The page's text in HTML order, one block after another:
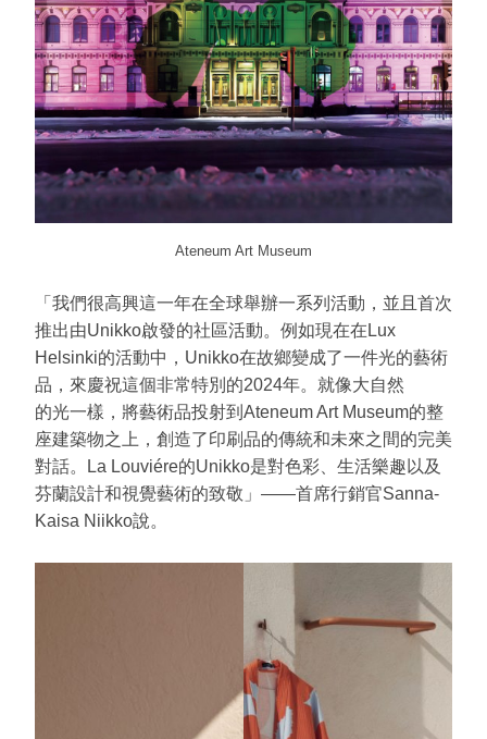
Ateneum Art Museum
「我們很高興這一年在全球舉辦一系列活動，並且首次
推出由Unikko啟發的社區活動。例如現在在Lux
Helsinki的活動中，Unikko在故鄉變成了一件光的藝術
品，來慶祝這個非常特別的2024年。就像大自然
的光一樣，將藝術品投射到Ateneum Art Museum的整
座建築物之上，創造了印刷品的傳統和未來之間的完美
對話。La Louviére的Unikko是對色彩、生活樂趣以及
芬蘭設計和視覺藝術的致敬」——首席行銷官Sanna-
Kaisa Niikko說。